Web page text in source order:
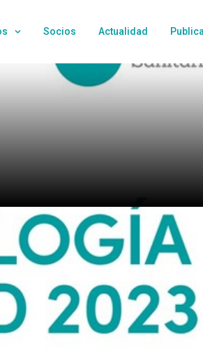
Socios Actualidad